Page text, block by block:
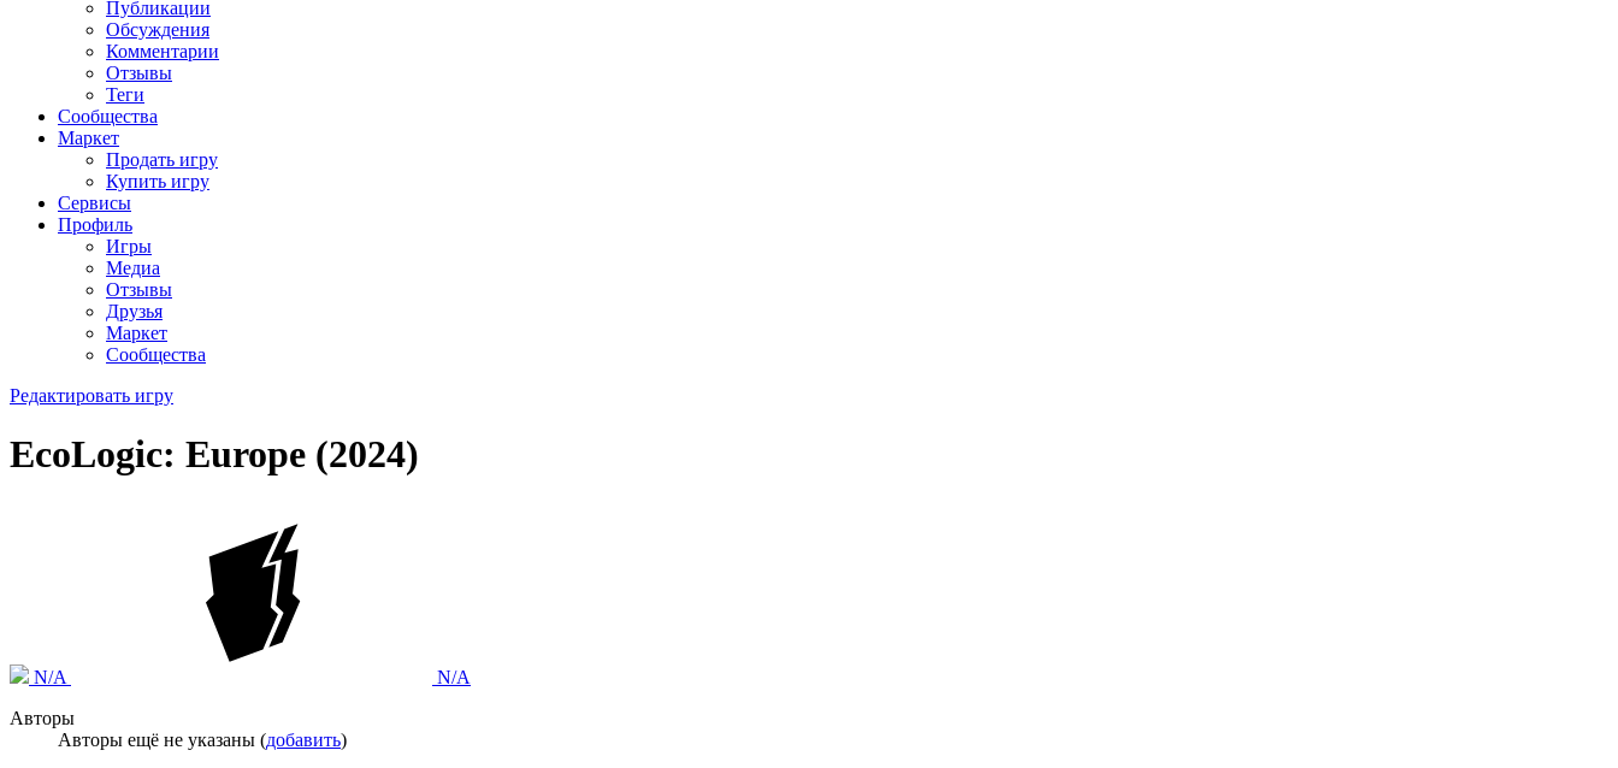
Публикации
Обсуждения
Комментарии
Отзывы
Теги
Сообщества
Маркет
Продать игру
Купить игру
Сервисы
Профиль
Игры
Медиа
Отзывы
Друзья
Маркет
Сообщества
Редактировать игру
EcoLogic: Europe (2024)
N/A
N/A
Авторы
Авторы ещё не указаны (добавить)